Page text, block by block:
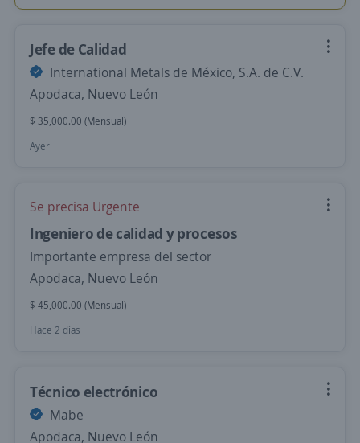
Jefe de Calidad
International Metals de México, S.A. de C.V.
Apodaca, Nuevo León
$ 35,000.00 (Mensual)
Ayer
Se precisa Urgente
Ingeniero de calidad y procesos
Importante empresa del sector
Apodaca, Nuevo León
$ 45,000.00 (Mensual)
Hace 2 días
Técnico electrónico
Mabe
Apodaca, Nuevo León